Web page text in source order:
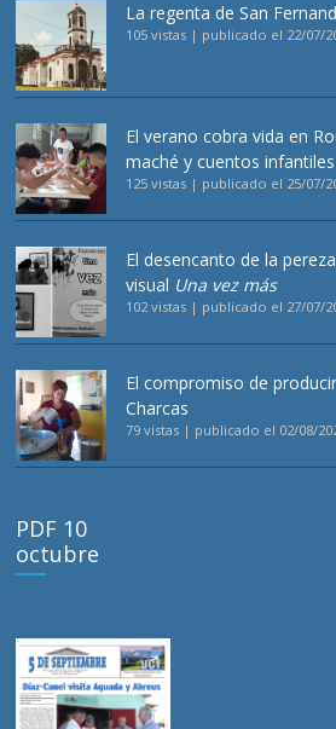
La regenta de San
105 vistas | publicado el 22/07/
El verano cobra vida en
maché y cuentos infantiles
125 vistas | publicado el 25/07/
El desencanto de la
visual Una vez más
102 vistas | publicado el 27/07/
El compromiso de
Charcas
79 vistas | publicado el 02/08/
PDF 10
octubre